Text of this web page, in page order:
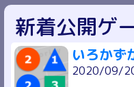
新着公開ゲ
いろかず
2020/09/